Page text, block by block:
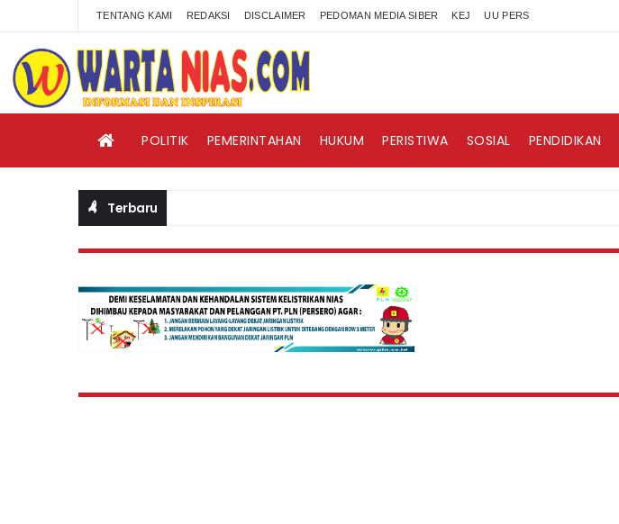
TENTANG KAMI REDAKSI DISCLAIMER PEDOMAN MEDIA SIBER KEJ UU PERS
POLITIK PEMERINTAHAN HUKUM PERISTIWA SOSIAL PENDIDIKAN
Terbaru